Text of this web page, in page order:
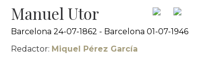
Manuel Utor
Barcelona 24-07-1862 - Barcelona 01-07-1946
Redactor: Miquel Pérez García